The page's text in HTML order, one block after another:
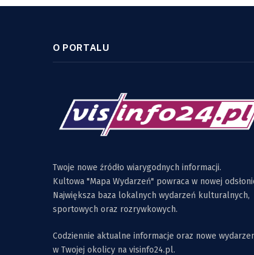
O PORTALU
Twoje nowe źródło wiarygodnych informacji.
Kultowa "Mapa Wydarzeń" powraca w nowej
Największa baza lokalnych wydarzeń kulturalnych,
sportowych oraz rozrywkowych.
Codziennie aktualne informacje oraz nowe
w Twojej okolicy na visinfo24.pl.